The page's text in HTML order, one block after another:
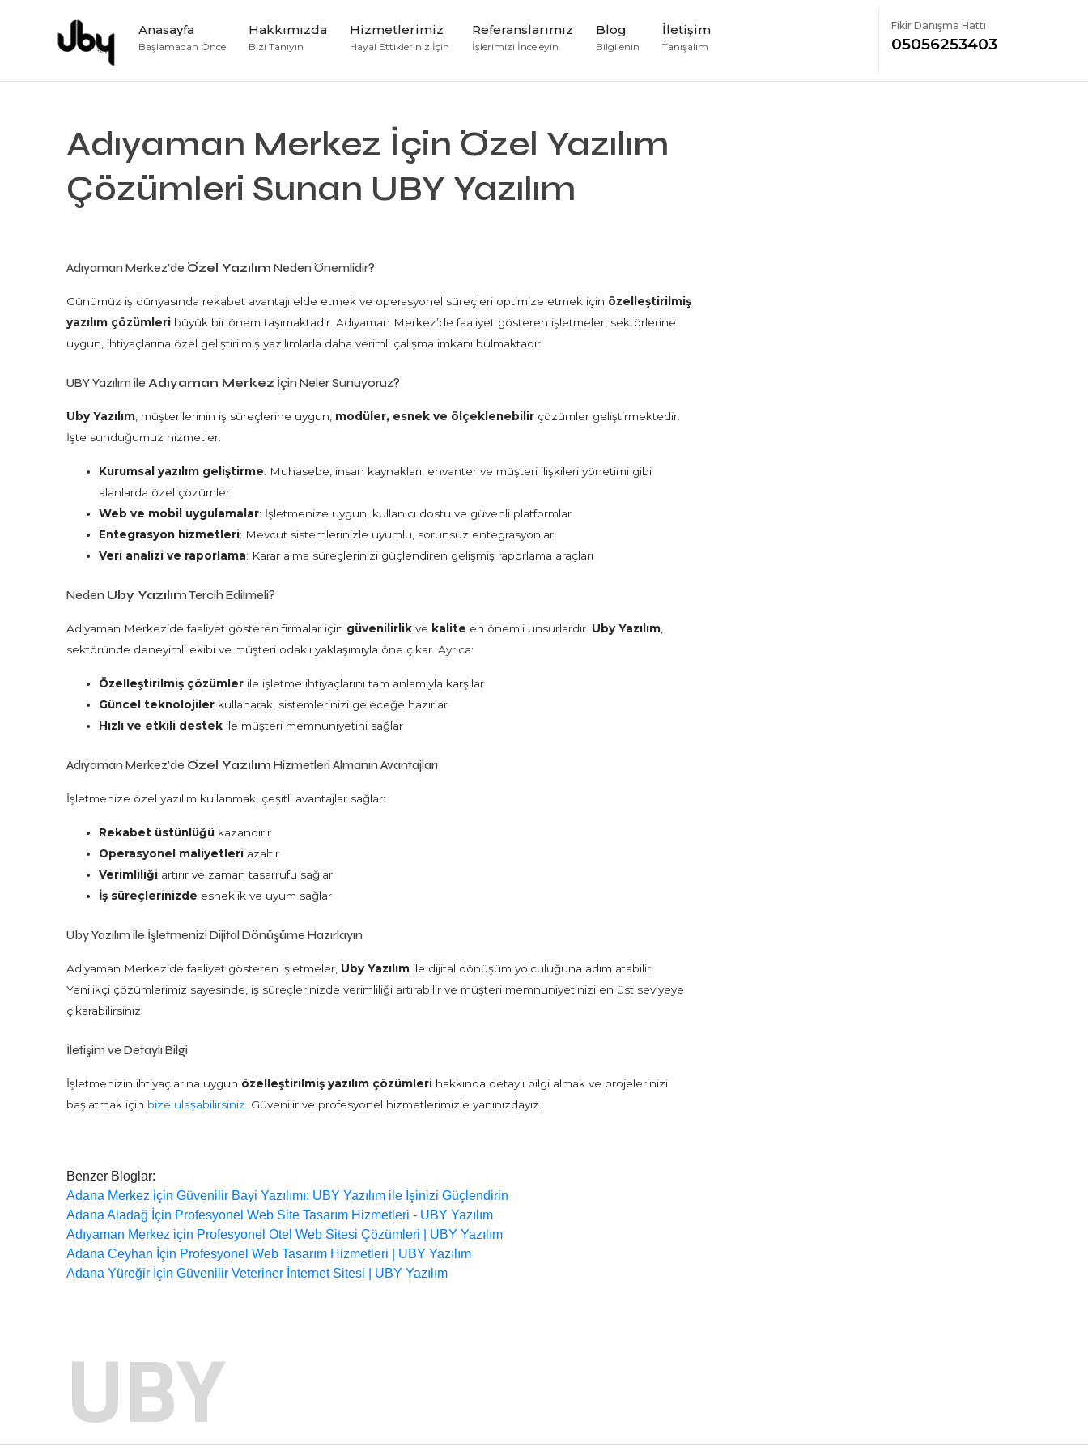
Anasayfa
Başlamadan Önce
Hakkımızda
Bizi Tanıyın
Hizmetlerimiz
Hayal Ettikleriniz İçin
Referanslarımız
İşlerimizi İnceleyin
Blog
Bilgilenin
İletişim
Tanışalım
Fikir Danışma Hattı
05056253403
Adıyaman Merkez İçin Özel Yazılım
Çözümleri Sunan UBY Yazılım
Adıyaman Merkez’de Özel Yazılım Neden Önemlidir?
Günümüz iş dünyasında rekabet avantajı elde etmek ve operasyonel süreçleri optimize etmek için özelleştirilmiş
yazılım çözümleri büyük bir önem taşımaktadır. Adıyaman Merkez’de faaliyet gösteren işletmeler, sektörlerine
uygun, ihtiyaçlarına özel geliştirilmiş yazılımlarla daha verimli çalışma imkanı bulmaktadır.
UBY Yazılım ileAdıyaman Merkez İçin Neler Sunuyoruz?
Uby Yazılım , müşterilerinin iş süreçlerine uygun, modüler, esnek ve ölçeklenebilir çözümler geliştirmektedir.
İşte sunduğumuz hizmetler:
Kurumsal yazılım geliştirme: Muhasebe, insan kaynakları, envanter ve müşteri ilişkileri yönetimi gibi
alanlarda özel çözümler
Web ve mobil uygulamalar: İşletmenize uygun, kullanıcı dostu ve güvenli platformlar
Entegrasyon hizmetleri: Mevcut sistemlerinizle uyumlu, sorunsuz entegrasyonlar
Veri analizi ve raporlama: Karar alma süreçlerinizi güçlendiren gelişmiş raporlama araçları
Neden Uby YazılımTercih Edilmeli?
Adıyaman Merkez’de faaliyet gösteren firmalar için güvenilirlik ve kalite en önemli unsurlardır. Uby Yazılım
sektöründe deneyimli ekibi ve müşteri odaklı yaklaşımıyla öne çıkar. Ayrıca:
Özelleştirilmiş çözümler ile işletme ihtiyaçlarını tam anlamıyla karşılar
Güncel teknolojiler kullanarak, sistemlerinizi geleceğe hazırlar
Hızlı ve etkili destek ile müşteri memnuniyetini sağlar
Adıyaman Merkez’de Özel Yazılım Hizmetleri Almanın Avantajları
İşletmenize özel yazılım kullanmak, çeşitli avantajlar sağlar:
Rekabet üstünlüğü kazandırır
Operasyonel maliyetleri azaltır
Verimliliği artırır ve zaman tasarrufu sağlar
İş süreçlerinizde esneklik ve uyum sağlar
Uby Yazılım ile İşletmenizi Dijital Dönüşüme Hazırlayın
Adıyaman Merkez’de faaliyet gösteren işletmeler, Uby Yazılım ile dijital dönüşüm yolculuğuna adım atabilir.
Yenilikçi çözümlerimiz sayesinde, iş süreçlerinizde verimliliği artırabilir ve müşteri memnuniyetinizi en üst seviyeye
çıkarabilirsiniz.
İletişim ve Detaylı Bilgi
İşletmenizin ihtiyaçlarına uygun özelleştirilmiş yazılım çözümleri hakkında detaylı bilgi almak ve projelerinizi
başlatmak için bize ulaşabilirsiniz . Güvenilir ve profesyonel hizmetlerimizle yanınızdayız.
Benzer Bloglar:
Adana Merkez için Güvenilir Bayi Yazılımı: UBY Yazılım ile İşinizi Güçlendirin
Adana Aladağ İçin Profesyonel Web Site Tasarım Hizmetleri - UBY Yazılım
Adıyaman Merkez için Profesyonel Otel Web Sitesi Çözümleri | UBY Yazılım
Adana Ceyhan İçin Profesyonel Web Tasarım Hizmetleri | UBY Yazılım
Adana Yüreğir İçin Güvenilir Veteriner İnternet Sitesi | UBY Yazılım
UBY